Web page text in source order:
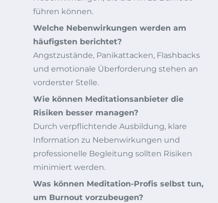
führen können.
Welche Nebenwirkungen werden am
häufigsten berichtet?
Angstzustände, Panikattacken, Flashbacks
und emotionale Überforderung stehen an
vorderster Stelle.
Wie können Meditationsanbieter die
Risiken besser managen?
Durch verpflichtende Ausbildung, klare
Information zu Nebenwirkungen und
professionelle Begleitung sollten Risiken
minimiert werden.
Was können Meditation-Profis selbst tun,
um Burnout vorzubeugen?